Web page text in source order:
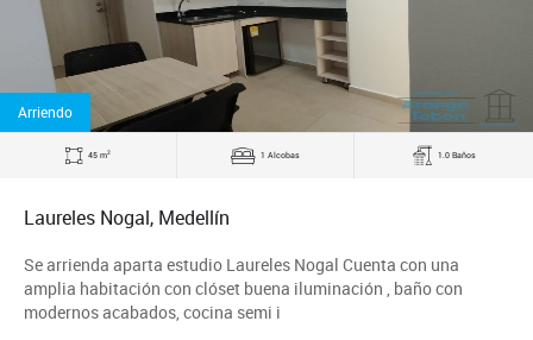
Arriendo
45 m2 1 Alcobas 1.0 Baños
Laureles Nogal, Medellín
Se arrienda aparta estudio Laureles Nogal Cuenta con una
amplia habitación con clóset buena iluminación , baño con
modernos acabados, cocina semi i